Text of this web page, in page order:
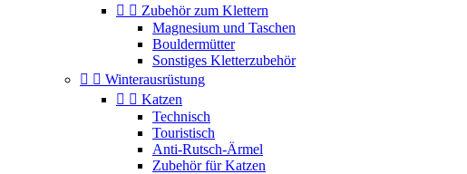
  Zubehör zum Klettern
Magnesium und Taschen
Bouldermütter
Sonstiges Kletterzubehör
  Winterausrüstung
  Katzen
Technisch
Touristisch
Anti-Rutsch-Ärmel
Zubehör für Katzen